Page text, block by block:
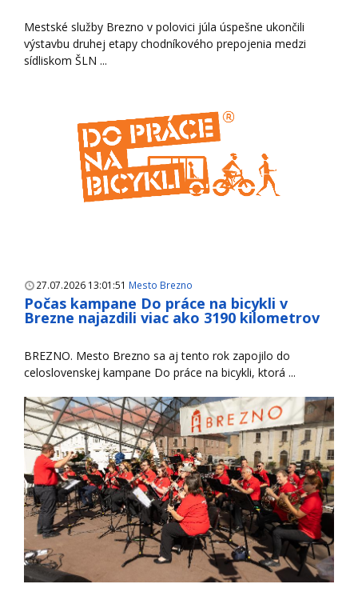
Mestské služby Brezno v polovici júla úspešne ukončili
výstavbu druhej etapy chodníkového prepojenia medzi
sídliskom ŠLN ...
27.07.2026 13:01:51 Mesto Brezno
Počas kampane Do práce na bicykli v
Brezne najazdili viac ako 3190 kilometrov
BREZNO. Mesto Brezno sa aj tento rok zapojilo do
celoslovenskej kampane Do práce na bicykli, ktorá ...